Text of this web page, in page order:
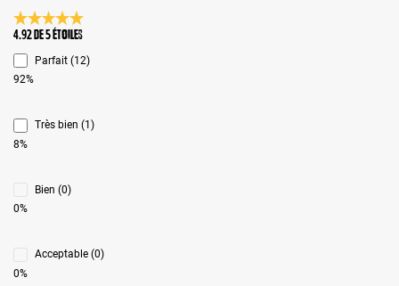
Note moyenne de 4.9 sur 5 étoiles
4.92 de 5 Étoiles
Parfait (12)
92%
Très bien (1)
8%
Bien (0)
0%
Acceptable (0)
0%